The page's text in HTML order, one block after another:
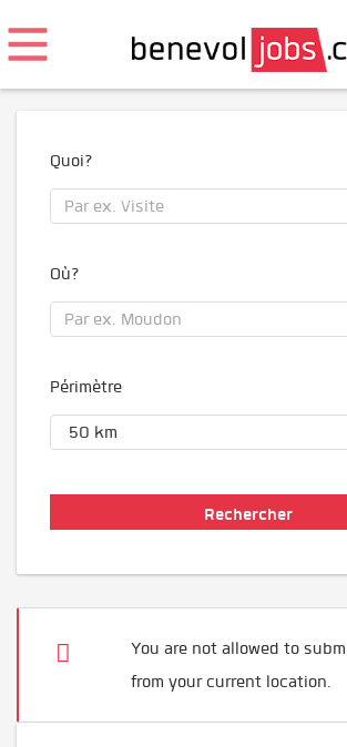
Quoi?
Où?
Périmètre
You are not allowed to
from your current location.